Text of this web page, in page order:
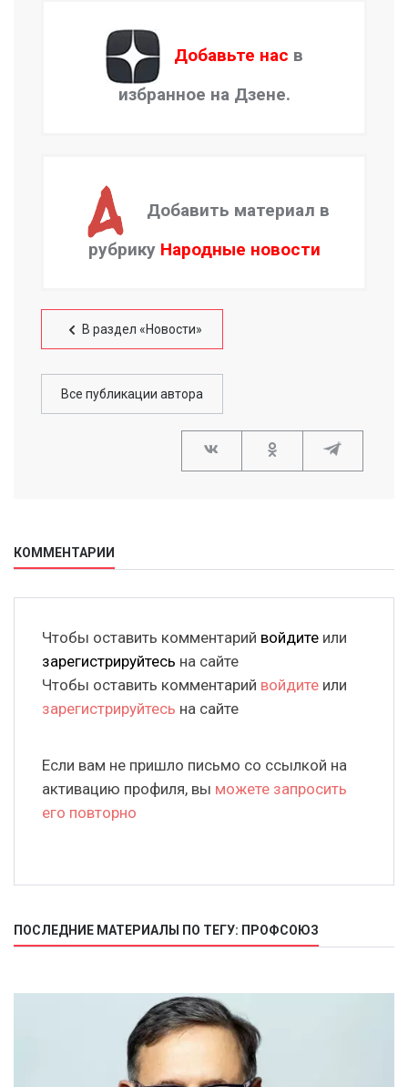
Добавьте нас в
избранное на Дзене.
Добавить материал в
рубрику Народные новости
В раздел «Новости»
Все публикации автора
КОММЕНТАРИИ
Чтобы оставить комментарий войдите или
зарегистрируйтесь на сайте
Чтобы оставить комментарий войдите или
зарегистрируйтесь на сайте
Если вам не пришло письмо со ссылкой на
активацию профиля, вы можете запросить
его повторно
ПОСЛЕДНИЕ МАТЕРИАЛЫ ПО ТЕГУ: ПРОФСОЮЗ